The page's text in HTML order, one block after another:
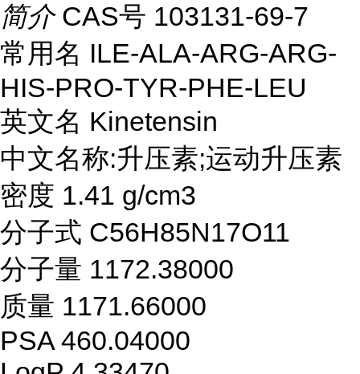
简介 CAS号 103131-69-7
常用名 ILE-ALA-ARG-ARG-
HIS-PRO-TYR-PHE-LEU
英文名 Kinetensin
中文名称:升压素;运动升压素
密度 1.41 g/cm3
分子式 C56H85N17O11
分子量 1172.38000
质量 1171.66000
PSA 460.04000